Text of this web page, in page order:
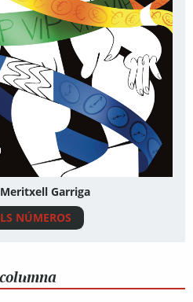
Garriga
NÚMEROS